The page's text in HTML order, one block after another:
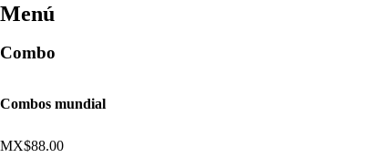
Menú
Combo
Combos mundial
MX$88.00